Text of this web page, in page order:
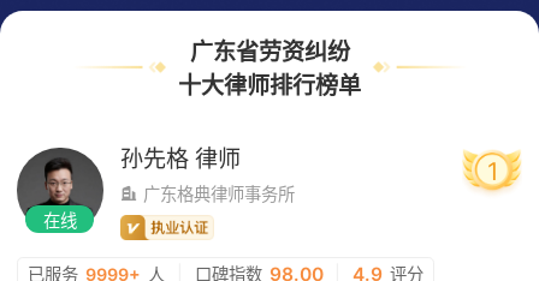
好、执业年限、用户认可度高、服务评价较高等综合有实力活跃度
高的专业执业律师，排名不分先后，仅供借鉴参考，想知道广东省
哪个劳资纠纷律师好？您可以多比较，选择自己满意且合适案情
的，也可以直接免费提问咨询，24小时智能匹配律师在线回复！
广东省劳资纠纷
十大律师排行榜单
在线
孙先格 律师
广东格典律师事务所
1
已服务 9999+ 人 口碑指数 98.00 4.9 评分